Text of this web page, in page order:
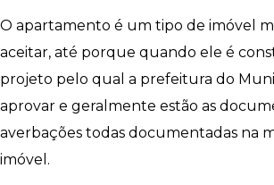
O apartamento é um tipo de imóvel
aceitar, até porque quando ele é
projeto pelo qual a prefeitura do
aprovar e geralmente estão as
averbações todas documentadas na
imóvel.